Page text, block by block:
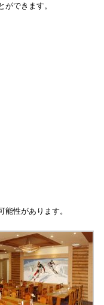
できます。
性があります。